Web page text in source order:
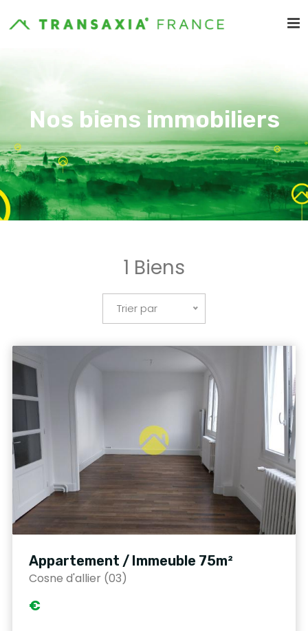
Nos biens immobiliers
1 Biens
Trier par
Appartement / Immeuble 75m²
Cosne d'allier (03)
€